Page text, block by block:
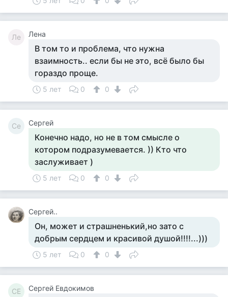
Ле Лена
В том то и проблема, что нужна
взаимность.. если бы не это, всё было бы
гораздо проще.
5 лет 0 0
Се Сергей
Конечно надо, но не в том смысле о
котором подразумевается. )) Кто что
заслуживает )
5 лет 0 0
Сергей..
Он, может и страшненький,но зато с
добрым сердцем и красивой душой!!!!...)))
5 лет 0 0
СЕ Сергей Евдокимов